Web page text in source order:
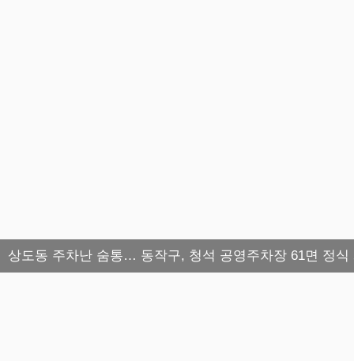
상도동 주차난 숨통… 동작구, 청석 공영주차장 61면 정식